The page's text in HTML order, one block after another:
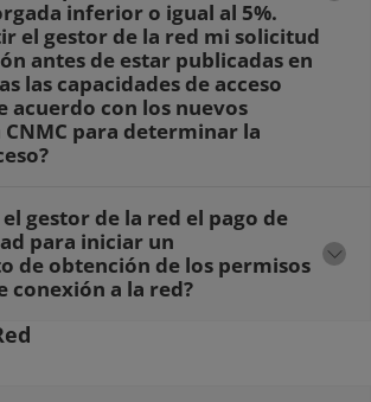
inferior o igual al 5%.
el gestor de la red mi solicitud
antes de estar publicadas en
las capacidades de acceso
acuerdo con los nuevos
para determinar la
gestor de la red el pago de
para iniciar un
de obtención de los permisos
conexión a la red?